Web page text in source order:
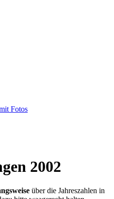
Fotos
2002
über die Jahreszahlen in